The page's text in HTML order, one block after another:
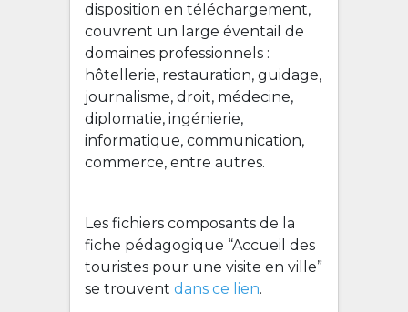
disposition en téléchargement,
couvrent un large éventail de
domaines professionnels :
hôtellerie, restauration, guidage,
journalisme, droit, médecine,
diplomatie, ingénierie,
informatique, communication,
commerce, entre autres.
Les fichiers composants de la
fiche pédagogique “Accueil des
touristes pour une visite en ville”
se trouvent dans ce lien.